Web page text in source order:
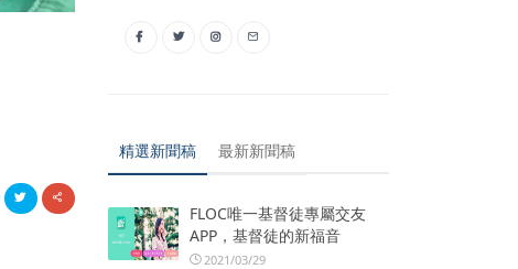
精選新聞稿 最新新聞稿
FLOC唯一基督徒專屬交友
APP，基督徒的新福音
2021/03/29